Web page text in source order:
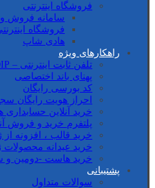
فروشگاه اینترنتی
سامانه فروش و
فروشگاه
هادی شاپ
راهکارهای ویژه
تلفن ثابت اینترنتی – VOIP
پهنای باند اختصاصی
کد بورسی رایگان
احراز هویت رایگان
خرید آنلاین حسابداری
پلتفرم خرید و فروش
خرید قالب ، افزونه از
خرید عیدانه محصولات
خرید هاست -دومین و
پشتیبانی
سوالات متداول